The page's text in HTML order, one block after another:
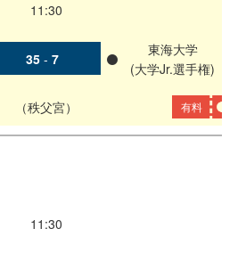
11:30
35 - 7
東海大学
(大学Jr.選手権)
秩父宮 有料
11:30